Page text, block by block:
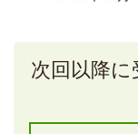
次回以降